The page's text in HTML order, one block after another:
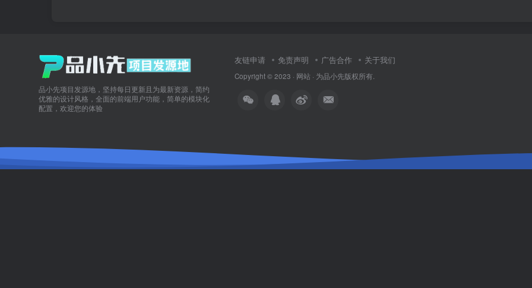
品小先项目发源地，坚持每日更新且为最新资源，简约
优雅的设计风格，全面的前端用户功能，简单的模块化
配置，欢迎您的体验
友链申请 免责声明 广告合作 关于我们
Copyright © 2023 · 网站 · 为品小先版权所有.